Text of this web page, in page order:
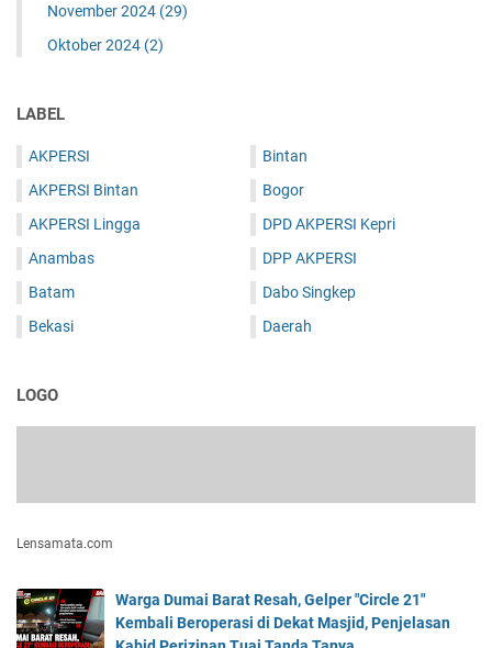
November 2024 (29)
Oktober 2024 (2)
LABEL
AKPERSI
AKPERSI Bintan
AKPERSI Lingga
Anambas
Batam
Bekasi
Bintan
Bogor
DPD AKPERSI Kepri
DPP AKPERSI
Dabo Singkep
Daerah
LOGO